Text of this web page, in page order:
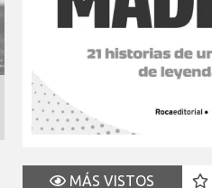
MÁS VISTOS